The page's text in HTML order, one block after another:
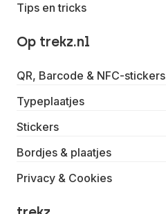
Tips en tricks
Op trekz.nl
QR, Barcode & NFC-stickers
Typeplaatjes
Stickers
Bordjes & plaatjes
Privacy & Cookies